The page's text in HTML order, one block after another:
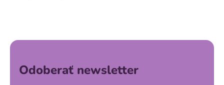
Odoberať newsletter